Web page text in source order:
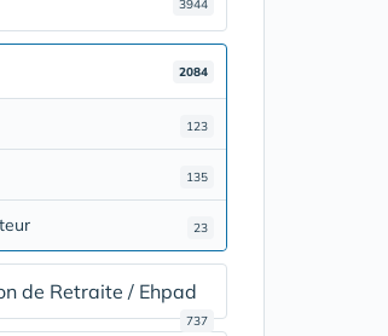
3944
2084
123
135
23
de Retraite / Ehpad
737